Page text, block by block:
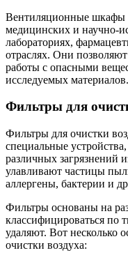
Вентиляционные шкафы
медицинских и научно-
лабораториях,
отраслях. Они
работы с опасными
исследуемых материалов.
Фильтры для
Фильтры для очистки
специальные
различных загрязнений
улавливают частицы
аллергены, бактерии и
Фильтры основаны на
классифицироваться по
удаляют. Вот несколько
очистки воздуха: